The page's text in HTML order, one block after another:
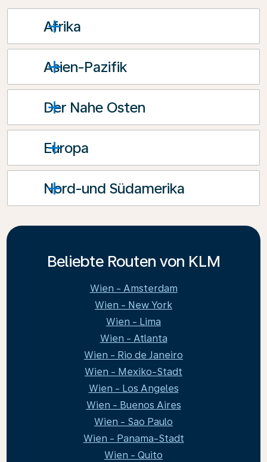
Afrika
Asien-Pazifik
Der Nahe Osten
Europa
Nord-und Südamerika
Beliebte Routen von KLM
Wien - Amsterdam
Wien - New York
Wien - Lima
Wien - Atlanta
Wien - Rio de Janeiro
Wien - Mexiko-Stadt
Wien - Los Angeles
Wien - Buenos Aires
Wien - Sao Paulo
Wien - Panama-Stadt
Wien - Quito